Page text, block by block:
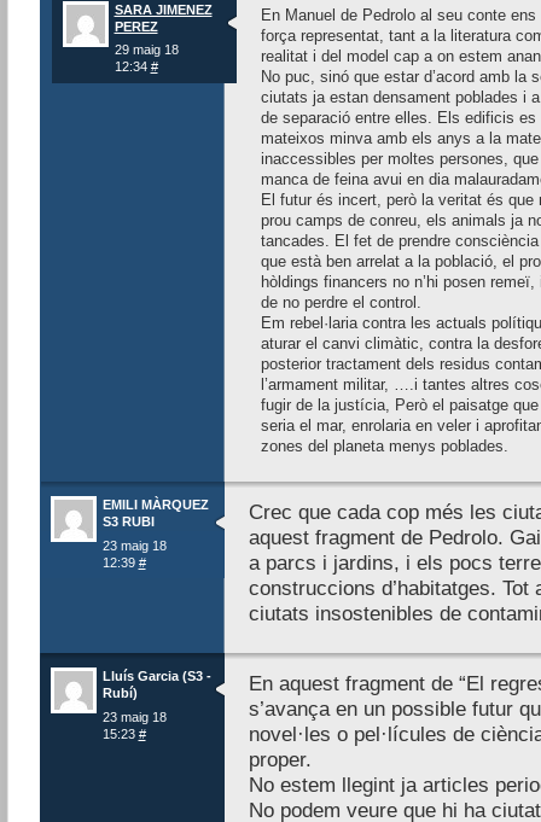
SARA JIMENEZ
PEREZ
29 maig 18
12:34 #
En Manuel de Pedrolo al seu conte
força representat, tant a la literatura
realitat i del model cap a on estem
No puc, sinó que estar d’acord amb la
ciutats ja estan densament poblades i
de separació entre elles. Els edificis
mateixos minva amb els anys a la
inaccessibles per moltes persones,
manca de feina avui en dia
El futur és incert, però la veritat és que
prou camps de conreu, els animals ja
tancades. El fet de prendre
que està ben arrelat a la població, el
hòldings financers no n’hi posen
de no perdre el control.
Em rebel·laria contra les actuals
aturar el canvi climàtic, contra la
posterior tractament dels residus
l’armament militar, ….i tantes altres
fugir de la justícia, Però el paisatge
seria el mar, enrolaria en veler i
zones del planeta menys poblades.
EMILI MÀRQUEZ
S3 RUBI
23 maig 18
12:39 #
Crec que cada cop més les
aquest fragment de Pedrolo.
a parcs i jardins, i els pocs
construccions d’habitatges.
ciutats insostenibles de
Lluís Garcia (S3 -
Rubí)
23 maig 18
15:23 #
En aquest fragment de “El
s’avança en un possible futur
novel·les o pel·lícules de
proper.
No estem llegint ja articles
No podem veure que hi ha